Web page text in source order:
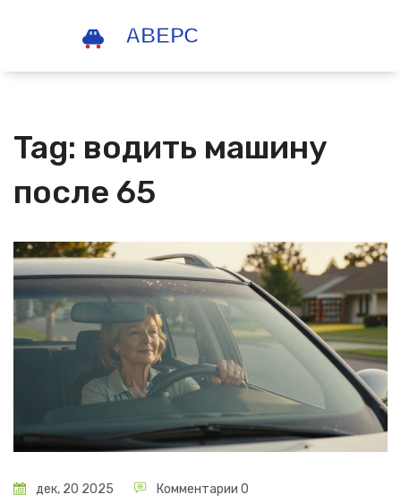
Tag: водить машину
после 65
дек, 20 2025 Комментарии 0